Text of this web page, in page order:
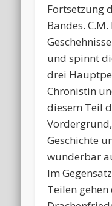
Fortsetzung
Bandes.
und spinnt
drei
Chronistin
diesem Teil
Geschichte
wunderbar
Im
Teilen